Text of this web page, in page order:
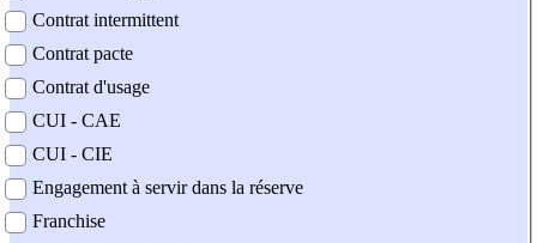
Contrat intermittent
Contrat pacte
Contrat d'usage
CUI - CAE
CUI - CIE
Engagement à servir dans la réserve
Franchise